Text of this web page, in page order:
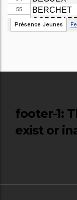
footer-1:
exist or